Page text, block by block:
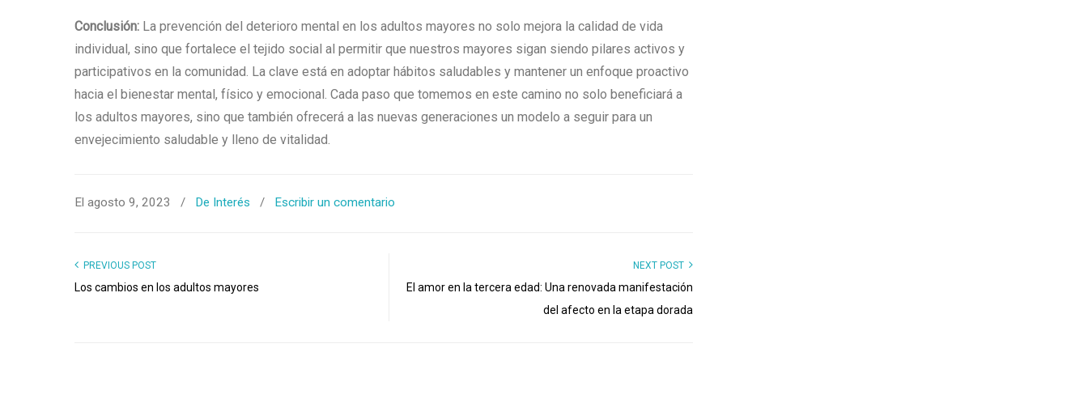
Conclusión: La prevención del deterioro mental en los adultos mayores no solo mejora la calidad de vida
individual, sino que fortalece el tejido social al permitir que nuestros mayores sigan siendo pilares activos y
participativos en la comunidad. La clave está en adoptar hábitos saludables y mantener un enfoque proactivo
hacia el bienestar mental, físico y emocional. Cada paso que tomemos en este camino no solo beneficiará a
los adultos mayores, sino que también ofrecerá a las nuevas generaciones un modelo a seguir para un
envejecimiento saludable y lleno de vitalidad.
El agosto 9, 2023 / De Interés / Escribir un comentario
PREVIOUS POST
Los cambios en los adultos mayores
NEXT POST
El amor en la tercera edad: Una renovada manifestación
del afecto en la etapa dorada